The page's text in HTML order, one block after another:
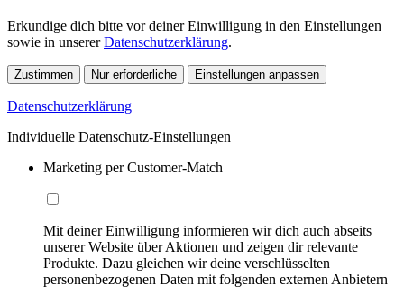
Erkundige dich bitte vor deiner Einwilligung in den Einstellungen
sowie in unsererDatenschutzerklärung.
Zustimmen Nur erforderliche Einstellungen anpassen
Datenschutzerklärung
Individuelle Datenschutz-Einstellungen
Marketing per Customer-Match
Mit deiner Einwilligung informieren wir dich auch abseits
unserer Website über Aktionen und zeigen dir relevante
Produkte. Dazu gleichen wir deine verschlüsselten
personenbezogenen Daten mit folgenden externen Anbietern